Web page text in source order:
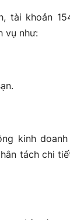
tài khoản
vụ như:
kinh
tách chi